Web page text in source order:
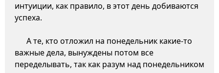
интуиции, как правило, в этот день добиваются
успеха.
А те, кто отложил на понедельник какие-то
важные дела, вынуждены потом все
переделывать, так как разум над понедельником